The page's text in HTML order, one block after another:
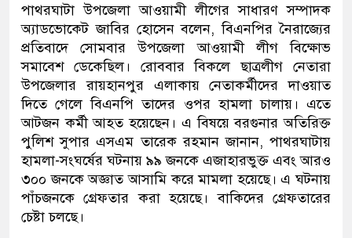
পাথরঘাটা উপজেলা আওয়ামী লীগের সাধারণ সম্পাদক
অ্যাডভোকেট জাবির হোসেন বলেন, বিএনপির নৈরাজ্যের
প্রতিবাদে সোমবার উপজেলা আওয়ামী লীগ বিক্ষোভ
সমাবেশ ডেকেছিল। রোববার বিকলে ছাত্রলীগ নেতারা
উপজেলার রায়হানপুর এলাকায় নেতাকর্মীদের দাওয়াত
দিতে গেলে বিএনপি তাদের ওপর হামলা চালায়। এতে
আটজন কর্মী আহত হয়েছেন। এ বিষয়ে বরগুনার অতিরিক্ত
পুলিশ সুপার এসএম তারেক রহমান জানান, পাথরঘাটায়
হামলা-সংঘর্ষের ঘটনায় ৯৯ জনকে এজাহারভুক্ত এবং আরও
৩০০ জনকে অজ্ঞাত আসামি করে মামলা হয়েছে। এ ঘটনায়
পাঁচজনকে গ্রেফতার করা হয়েছে। বাকিদের গ্রেফতারের
চেষ্টা চলছে।